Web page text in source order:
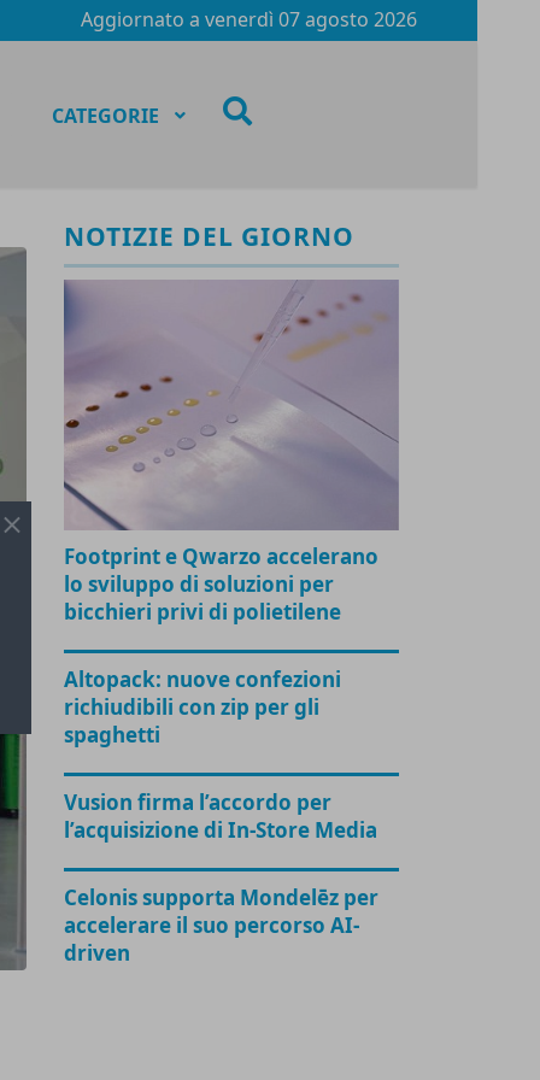
Aggiornato a venerdì 07 agosto 2026
CATEGORIE
NOTIZIE DEL GIORNO
Footprint e Qwarzo accelerano
lo sviluppo di soluzioni per
bicchieri privi di polietilene
Altopack: nuove confezioni
richiudibili con zip per gli
spaghetti
Vusion firma l’accordo per
l’acquisizione di In-Store Media
Celonis supporta Mondelēz per
accelerare il suo percorso AI-
driven